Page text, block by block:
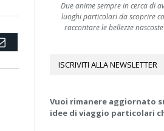
Email
Due anime sempre in cerca di
luoghi particolari da scoprire
raccontare le bellezze
ISCRIVITI ALLA NEWSLETTER
Vuoi rimanere aggiornato
idee di viaggio particolari